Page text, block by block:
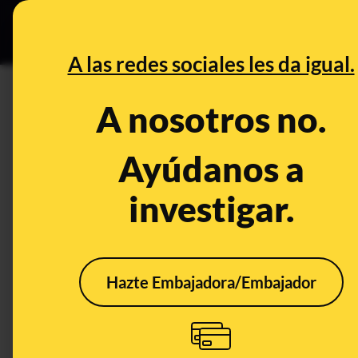
A las redes sociales les da igual.
A nosotros no.
Ayúdanos a
investigar.
Hazte Embajadora/Embajador
Andalucía no ha